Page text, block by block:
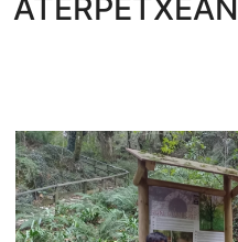
ATERPETXEAN